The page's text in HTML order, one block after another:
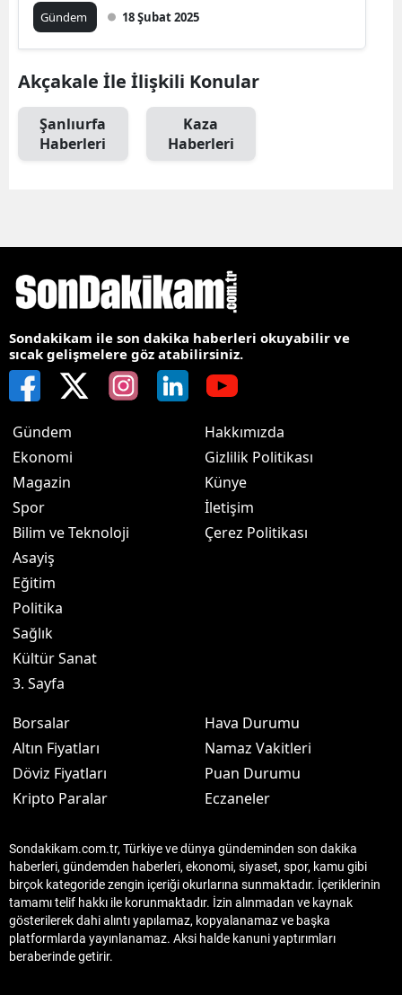
Gündem 18 Şubat 2025
Akçakale İle İlişkili Konular
Şanlıurfa
Haberleri
Kaza
Haberleri
Sondakikam ile son dakika haberleri okuyabilir ve
sıcak gelişmelere göz atabilirsiniz.
Gündem
Ekonomi
Magazin
Spor
Bilim ve Teknoloji
Asayiş
Eğitim
Politika
Sağlık
Kültür Sanat
3. Sayfa
Hakkımızda
Gizlilik Politikası
Künye
İletişim
Çerez Politikası
Borsalar
Altın Fiyatları
Döviz Fiyatları
Kripto Paralar
Hava Durumu
Namaz Vakitleri
Puan Durumu
Eczaneler
Sondakikam.com.tr, Türkiye ve dünya gündeminden son dakika
haberleri, gündemden haberleri, ekonomi, siyaset, spor, kamu gibi
birçok kategoride zengin içeriği okurlarına sunmaktadır. İçeriklerinin
tamamı telif hakkı ile korunmaktadır. İzin alınmadan ve kaynak
gösterilerek dahi alıntı yapılamaz, kopyalanamaz ve başka
platformlarda yayınlanamaz. Aksi halde kanuni yaptırımları
beraberinde getirir.